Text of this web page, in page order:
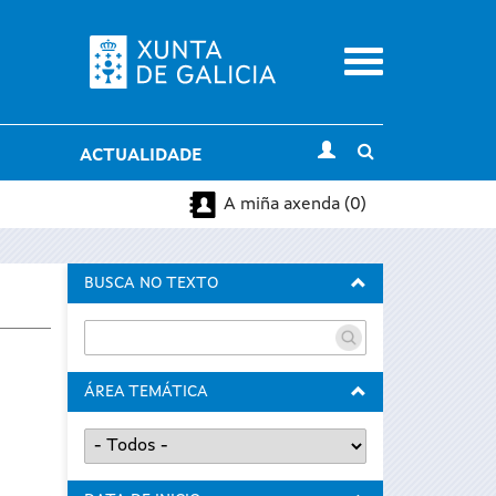
Menu
ACTUALIDADE
search
A miña axenda (0)
BUSCA NO TEXTO
ÁREA TEMÁTICA